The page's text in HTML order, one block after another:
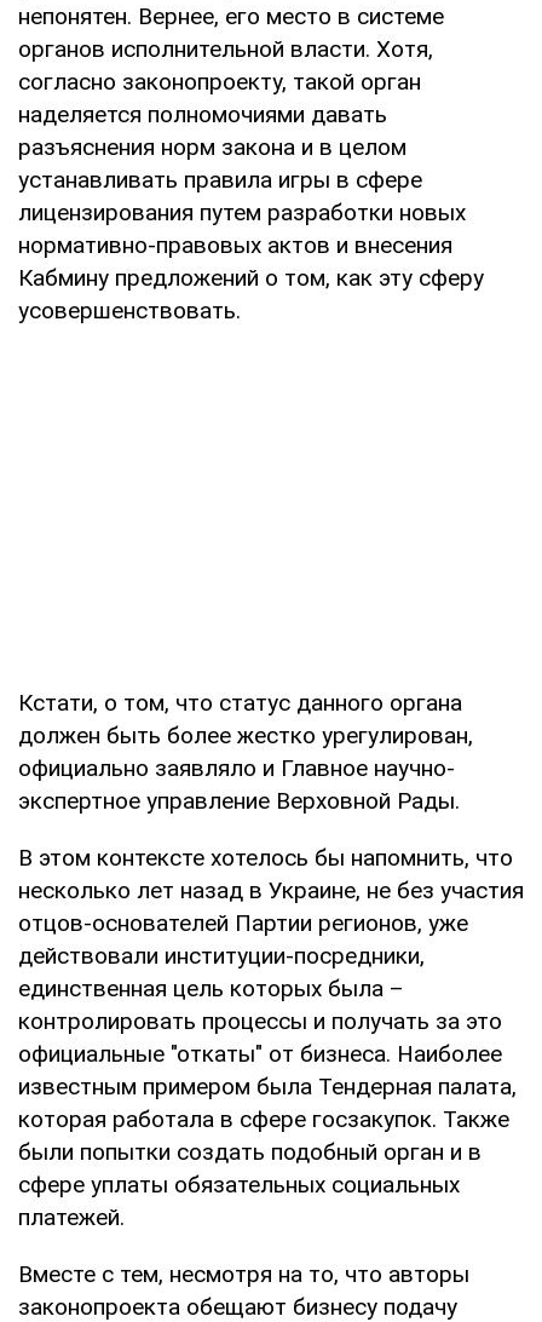
непонятен. Вернее, его место в системе
органов исполнительной власти. Хотя,
согласно законопроекту, такой орган
наделяется полномочиями давать
разъяснения норм закона и в целом
устанавливать правила игры в сфере
лицензирования путем разработки новых
нормативно-правовых актов и внесения
Кабмину предложений о том, как эту сферу
усовершенствовать.
Кстати, о том, что статус данного органа
должен быть более жестко урегулирован,
официально заявляло и Главное научно-
экспертное управление Верховной Рады.
В этом контексте хотелось бы напомнить, что
несколько лет назад в Украине, не без участия
отцов-основателей Партии регионов, уже
действовали институции-посредники,
единственная цель которых была –
контролировать процессы и получать за это
официальные "откаты" от бизнеса. Наиболее
известным примером была Тендерная палата,
которая работала в сфере госзакупок. Также
были попытки создать подобный орган и в
сфере уплаты обязательных социальных
платежей.
Вместе с тем, несмотря на то, что авторы
законопроекта обещают бизнесу подачу